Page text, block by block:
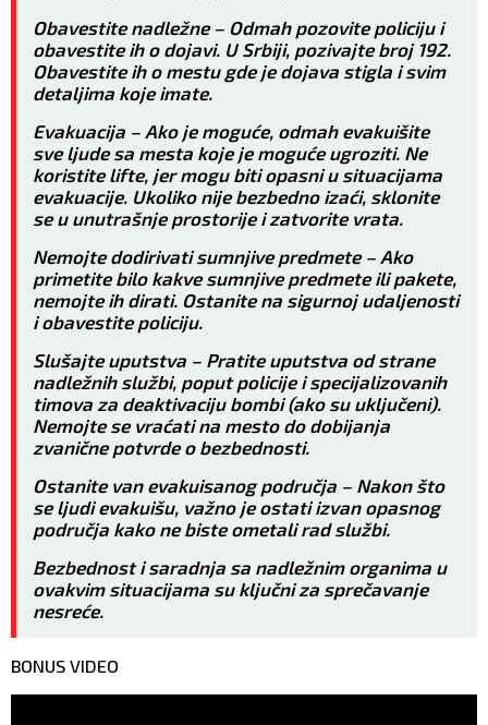
Obavestite nadležne – Odmah pozovite policiju i
obavestite ih o dojavi. U Srbiji, pozivajte broj 192.
Obavestite ih o mestu gde je dojava stigla i svim
detaljima koje imate.
Evakuacija – Ako je moguće, odmah evakuišite
sve ljude sa mesta koje je moguće ugroziti. Ne
koristite lifte, jer mogu biti opasni u situacijama
evakuacije. Ukoliko nije bezbedno izaći, sklonite
se u unutrašnje prostorije i zatvorite vrata.
Nemojte dodirivati sumnjive predmete – Ako
primetite bilo kakve sumnjive predmete ili pakete,
nemojte ih dirati. Ostanite na sigurnoj udaljenosti
i obavestite policiju.
Slušajte uputstva – Pratite uputstva od strane
nadležnih službi, poput policije i specijalizovanih
timova za deaktivaciju bombi (ako su uključeni).
Nemojte se vraćati na mesto do dobijanja
zvanične potvrde o bezbednosti.
Ostanite van evakuisanog područja – Nakon što
se ljudi evakuišu, važno je ostati izvan opasnog
područja kako ne biste ometali rad službi.
Bezbednost i saradnja sa nadležnim organima u
ovakvim situacijama su ključni za sprečavanje
nesreće.
BONUS VIDEO